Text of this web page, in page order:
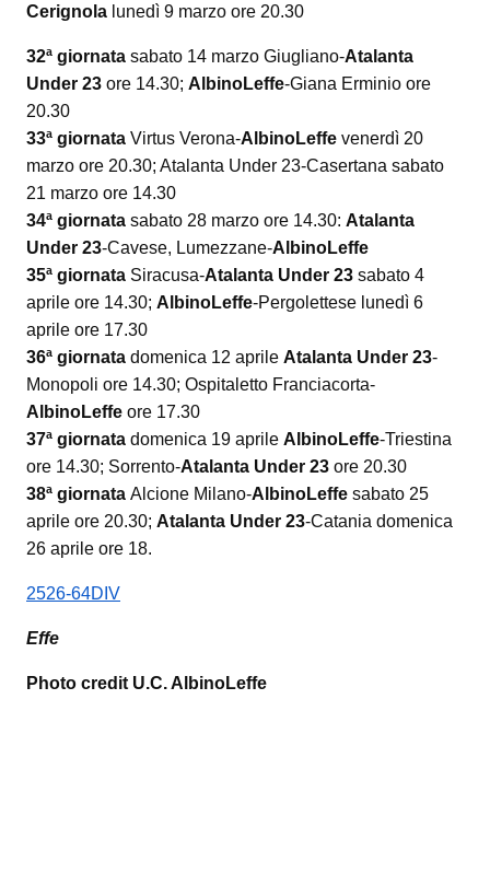
Cerignola lunedì 9 marzo ore 20.30
32ª giornata sabato 14 marzo Giugliano-Atalanta
Under 23 ore 14.30; AlbinoLeffe-Giana Erminio ore
20.30
33ª giornata Virtus Verona-AlbinoLeffe venerdì 20
marzo ore 20.30; Atalanta Under 23-Casertana sabato
21 marzo ore 14.30
34ª giornata sabato 28 marzo ore 14.30: Atalanta
Under 23-Cavese, Lumezzane-AlbinoLeffe
35ª giornata Siracusa-Atalanta Under 23 sabato 4
aprile ore 14.30; AlbinoLeffe-Pergolettese lunedì 6
aprile ore 17.30
36ª giornata domenica 12 aprile Atalanta Under 23-
Monopoli ore 14.30; Ospitaletto Franciacorta-
AlbinoLeffe ore 17.30
37ª giornata domenica 19 aprile AlbinoLeffe-Triestina
ore 14.30; Sorrento-Atalanta Under 23 ore 20.30
38ª giornata Alcione Milano-AlbinoLeffe sabato 25
aprile ore 20.30; Atalanta Under 23-Catania domenica
26 aprile ore 18.
2526-64DIV
Effe
Photo credit U.C. AlbinoLeffe